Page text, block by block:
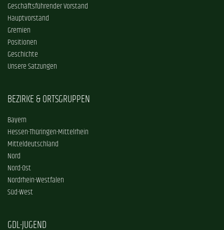
Geschäftsführender Vorstand
Hauptvorstand
Gremien
Positionen
Geschichte
Unsere Satzungen
BEZIRKE & ORTSGRUPPEN
Bayern
Hessen-Thüringen-Mittelrhein
Mitteldeutschland
Nord
Nord-Ost
Nordrhein-Westfalen
Süd-West
GDL-JUGEND